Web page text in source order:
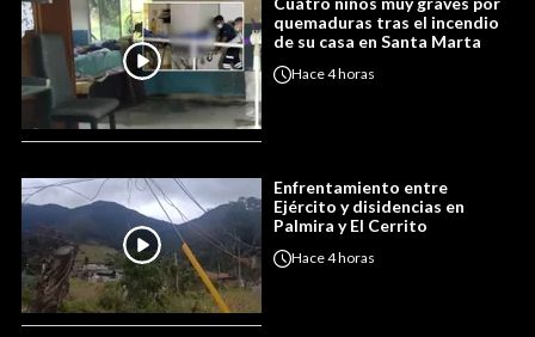
quemaduras tras el incendio
de su casa en Santa Marta
Hace4 horas
Enfrentamiento entre
Ejército y disidencias en
Palmira y El Cerrito
Hace4 horas